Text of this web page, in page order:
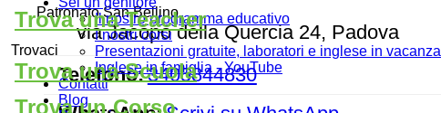
Il nostro programma educativo
I nostri corsi
Presentazioni gratuite, laboratori e inglese in vacanza
Inglese in famiglia - YouTube
Contatti
Blog
Trova una Teacher
Trovaci
Trova una Scuola
Trova un Corso
Patronato San Bellino
via Jacopo della Quercia 24, Padova
Telefono:3405844830